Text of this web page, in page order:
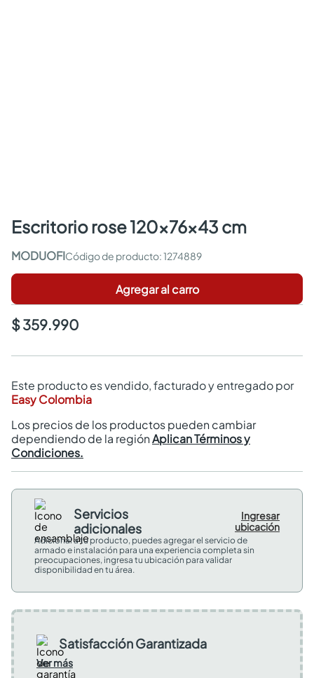
escritorio rose 120x76x43 cm
MODUOFI :1274889
Agregar al carro
$ 359.990
Este producto es vendido, facturado y entregado por
Easy Colombia
Los precios de los productos pueden cambiar
dependiendo de la regiónAplican Términos y
Condiciones.
Servicios
adicionales
Ingresar
ubicación
Adicional a tu producto, puedes agregar el servicio de
armado e instalación para una experiencia completa sin
preocupaciones, ingresa tu ubicación para validar
disponibilidad en tu área.
Satisfacción Garantizada
Ver más